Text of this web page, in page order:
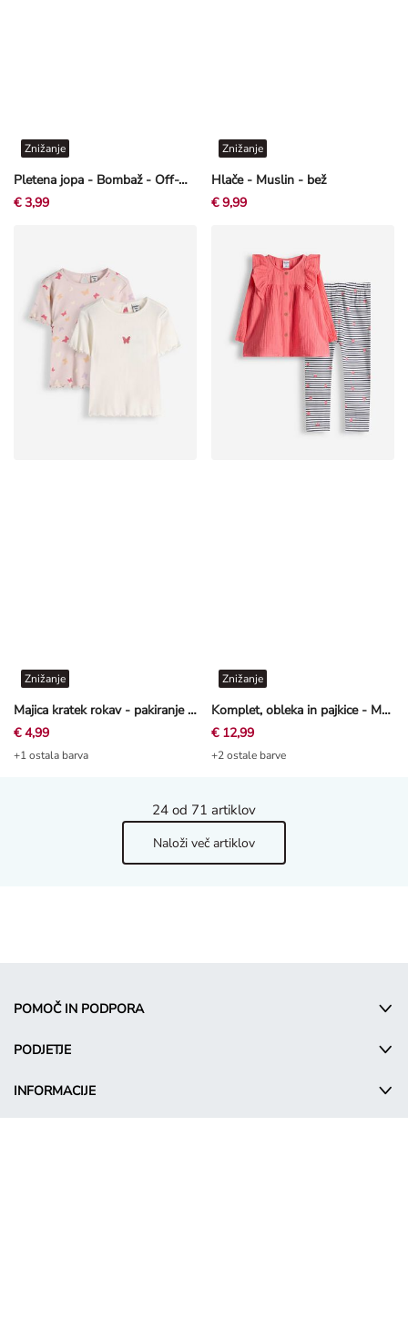
Pletena jopa - Bombaž - Off-White bela
Znižanje
€ 3,99
Hlače - Muslin - bež
Znižanje
€ 9,99
Majica kratek rokav - pakiranje po 2 kosa
Znižanje
€ 4,99
+1 ostala barva
Komplet, obleka in pajkice - Muslin - roza
Znižanje
€ 12,99
+2 ostale barve
24 od 71 artiklov
Naloži več artiklov
POMOČ IN PODPORA
PODJETJE
INFORMACIJE